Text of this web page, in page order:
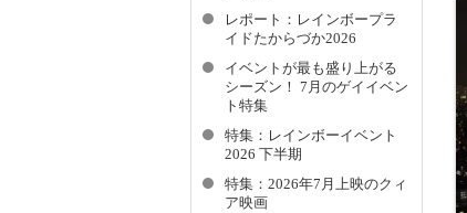
レポート：レインボープラ
イドたからづか2026
イベントが最も盛り上がる
シーズン！ 7月のゲイイベン
ト特集
特集：レインボーイベント
2026 下半期
特集：2026年7月上映のクィ
ア映画